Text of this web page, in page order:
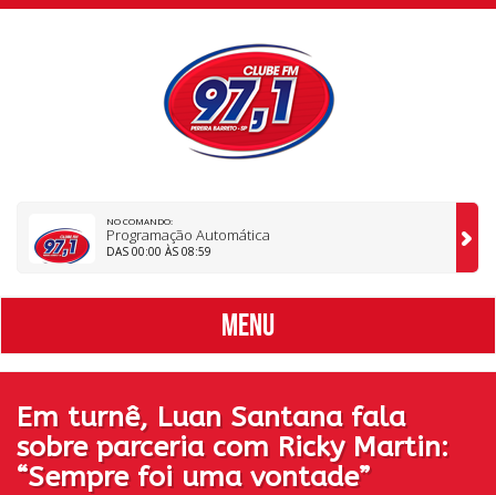
NO COMANDO:
Programação Automática
DAS 00:00 ÀS 08:59
MENU
Em turnê, Luan Santana fala
sobre parceria com Ricky Martin:
“Sempre foi uma vontade”